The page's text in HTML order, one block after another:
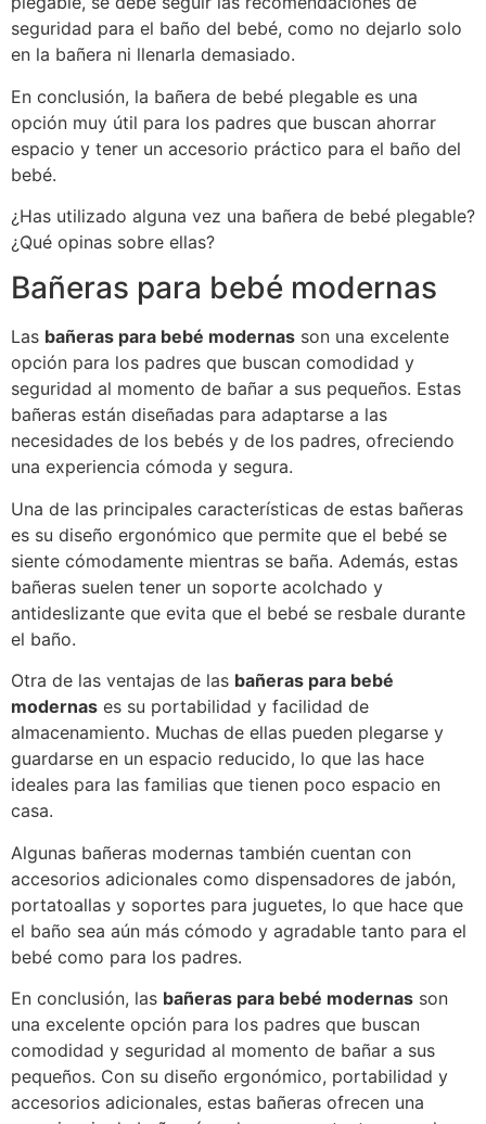
seguridad para el baño del bebé, como no dejarlo solo
en la bañera ni llenarla demasiado.
En conclusión, la bañera de bebé plegable es una
opción muy útil para los padres que buscan ahorrar
espacio y tener un accesorio práctico para el baño del
bebé.
¿Has utilizado alguna vez una bañera de bebé plegable?
¿Qué opinas sobre ellas?
Bañeras para bebé modernas
Las bañeras para bebé modernas son una excelente
opción para los padres que buscan comodidad y
seguridad al momento de bañar a sus pequeños. Estas
bañeras están diseñadas para adaptarse a las
necesidades de los bebés y de los padres, ofreciendo
una experiencia cómoda y segura.
Una de las principales características de estas bañeras
es su diseño ergonómico que permite que el bebé se
siente cómodamente mientras se baña. Además, estas
bañeras suelen tener un soporte acolchado y
antideslizante que evita que el bebé se resbale durante
el baño.
Otra de las ventajas de las bañeras para bebé
modernas es su portabilidad y facilidad de
almacenamiento. Muchas de ellas pueden plegarse y
guardarse en un espacio reducido, lo que las hace
ideales para las familias que tienen poco espacio en
casa.
Algunas bañeras modernas también cuentan con
accesorios adicionales como dispensadores de jabón,
portatoallas y soportes para juguetes, lo que hace que
el baño sea aún más cómodo y agradable tanto para el
bebé como para los padres.
En conclusión, las bañeras para bebé modernas son
una excelente opción para los padres que buscan
comodidad y seguridad al momento de bañar a sus
pequeños. Con su diseño ergonómico, portabilidad y
accesorios adicionales, estas bañeras ofrecen una